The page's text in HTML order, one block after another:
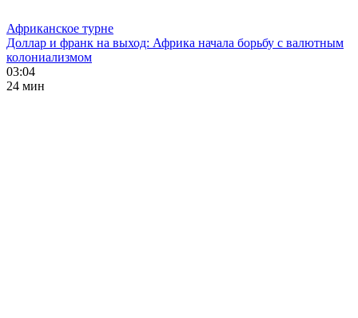
Африканское турне
Доллар и франк на выход: Африка начала борьбу с валютным
колониализмом
03:04
24 мин